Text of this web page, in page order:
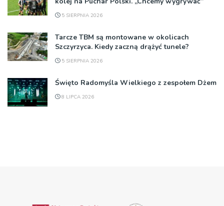
5 SIERPNIA 2026
Tarcze TBM są montowane w okolicach
Szczyrzyca. Kiedy zaczną drążyć tunele?
5 SIERPNIA 2026
Święto Radomyśla Wielkiego z zespołem Dżem
8 LIPCA 2026